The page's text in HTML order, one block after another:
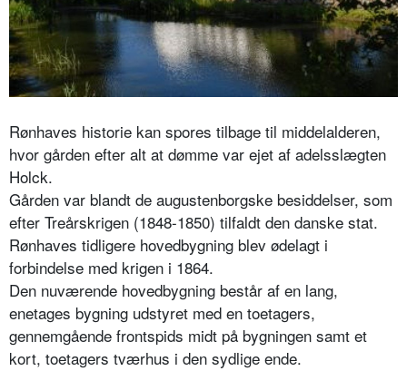
Rønhaves historie kan spores tilbage til middelalderen,
hvor gården efter alt at dømme var ejet af adelsslægten
Holck.
Gården var blandt de augustenborgske besiddelser, som
efter Treårskrigen (1848-1850) tilfaldt den danske stat.
Rønhaves tidligere hovedbygning blev ødelagt i
forbindelse med krigen i 1864.
Den nuværende hovedbygning består af en lang,
enetages bygning udstyret med en toetagers,
gennemgående frontspids midt på bygningen samt et
kort, toetagers tværhus i den sydlige ende.